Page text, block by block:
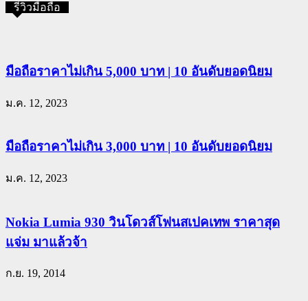
รีวิวมือถือ
มือถือราคาไม่เกิน 5,000 บาท | 10 อันดับยอดนิยม
ม.ค. 12, 2023
มือถือราคาไม่เกิน 3,000 บาท | 10 อันดับยอดนิยม
ม.ค. 12, 2023
Nokia Lumia 930 วินโดวส์โฟนสเปคเทพ ราคาสุด
แจ่ม มาแล้วจ้า
ก.ย. 19, 2014